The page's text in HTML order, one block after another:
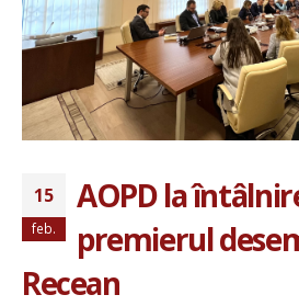
15
feb.
AOPD la
premierul
Recean